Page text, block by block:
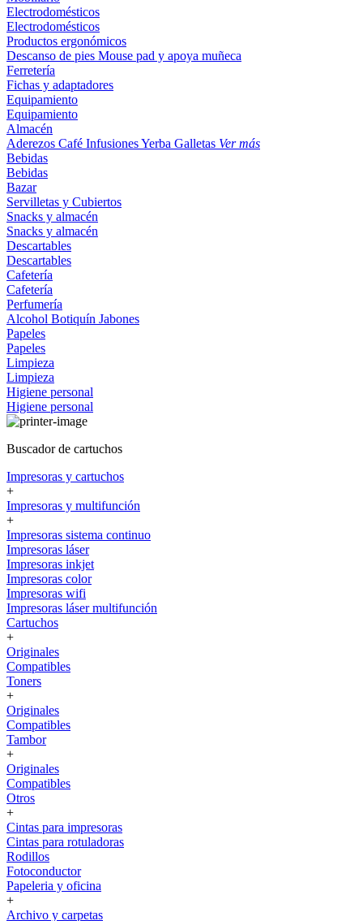
Electrodomésticos
Electrodomésticos
Productos ergonómicos
Descanso de pies Mouse pad y apoya muñeca
Ferretería
Fichas y adaptadores
Equipamiento
Equipamiento
Almacén
Aderezos Café InfusionesYerba Galletas Ver más
Bebidas
Bebidas
Bazar
Servilletas y Cubiertos
Snacks y almacén
Snacks y almacén
Descartables
Descartables
Cafetería
Cafetería
Perfumería
Alcohol Botiquín Jabones
Papeles
Papeles
Limpieza
Limpieza
Higiene personal
Higiene personal
Buscador de cartuchos
Impresoras y cartuchos
+
Impresoras y multifunción
+
Impresoras sistema continuo
Impresoras láser
Impresoras inkjet
Impresoras color
Impresoras wifi
Impresoras láser multifunción
Cartuchos
+
Originales
Compatibles
Toners
+
Originales
Compatibles
Tambor
+
Originales
Compatibles
Otros
+
Cintas para impresoras
Cintas para rotuladoras
Rodillos
Fotoconductor
Papeleria y oficina
+
Archivo y carpetas